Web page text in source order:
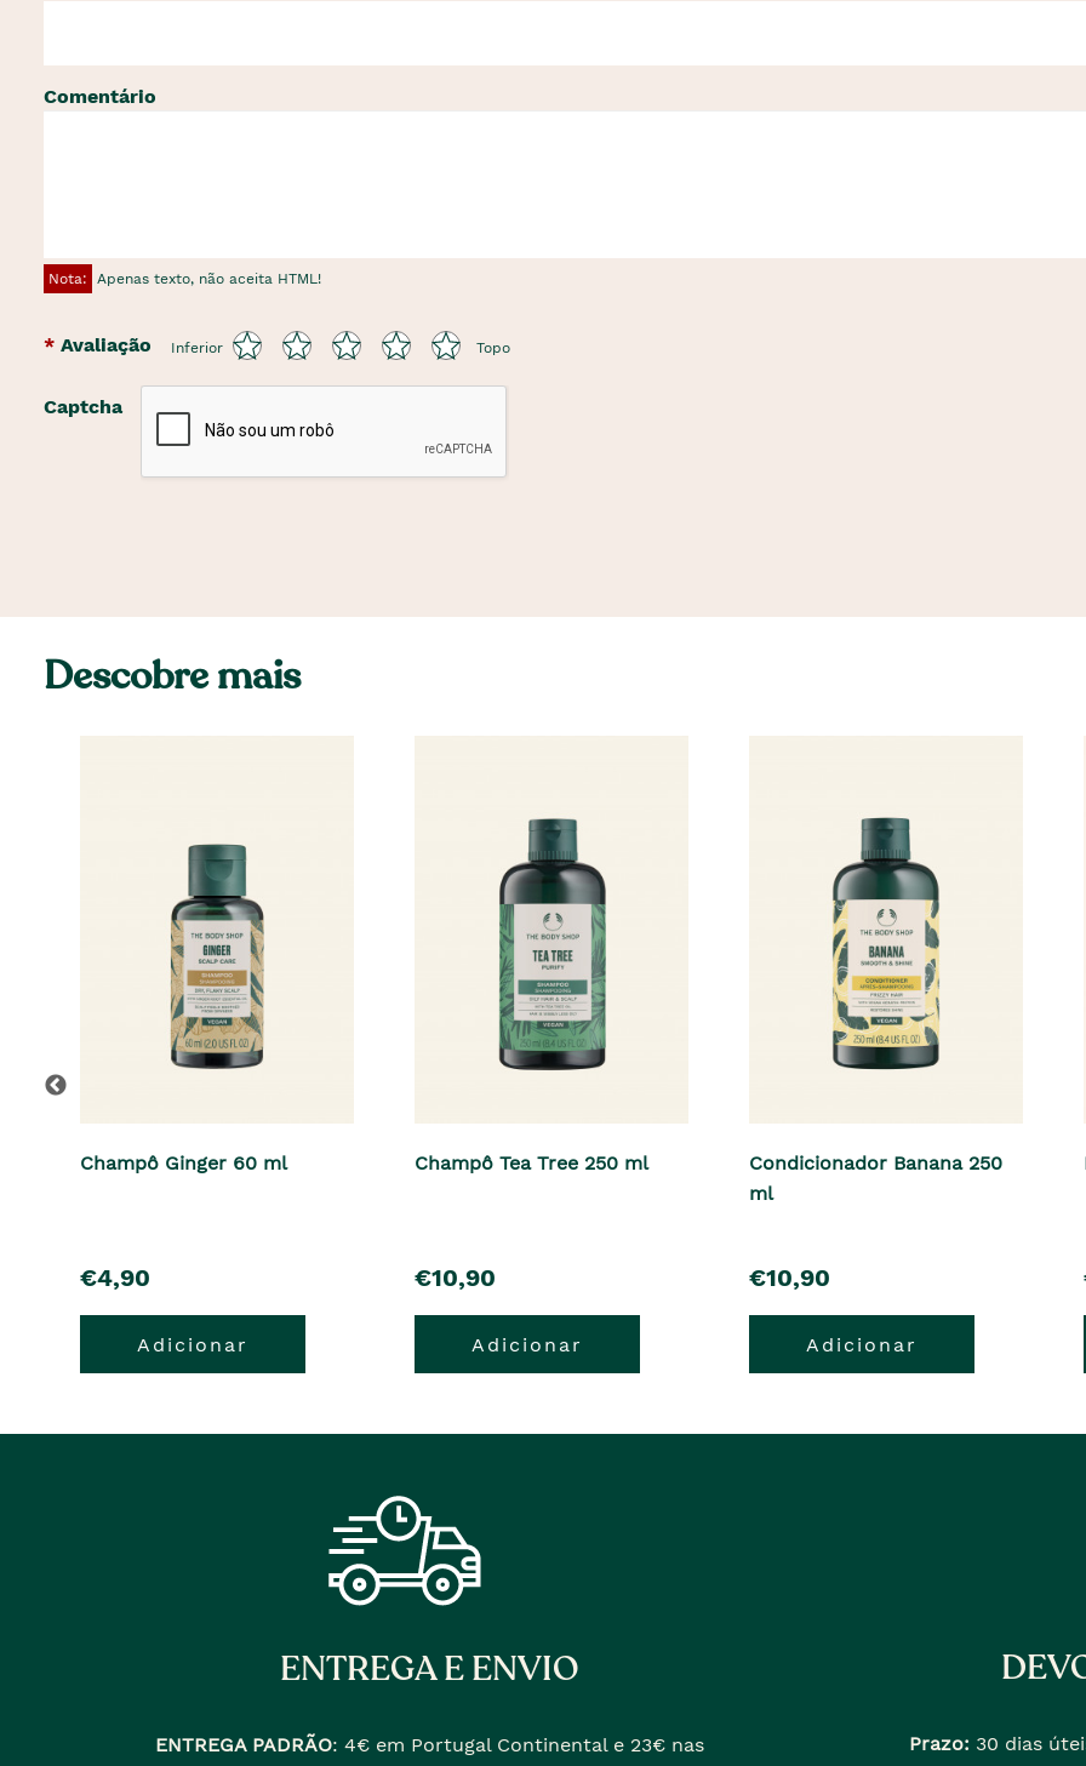
Comentário
Nota: Apenas texto, não aceita HTML!
Avaliação Inferior Topo
Captcha
Descobre mais
Champô Ginger 60 ml
pre�o
€4,90
Adicionar
Champô Tea Tree 250 ml
pre�o
€10,90
Adicionar
Condicionador Banana 250
ml
pre�o
€10,90
Adicionar
ENTREGA E ENVIO
ENTREGA PADRÃO: 4€ em Portugal Continental e 23€ nas
Prazo: 30 dias